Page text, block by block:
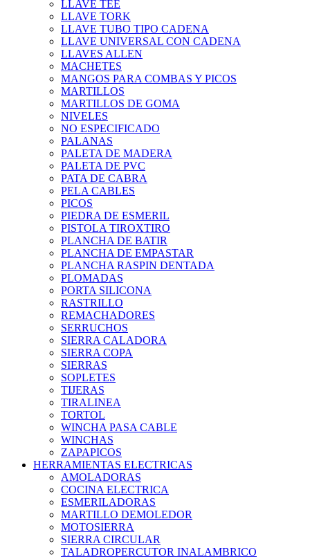
LLAVE TEE
LLAVE TORK
LLAVE TUBO TIPO CADENA
LLAVE UNIVERSAL CON CADENA
LLAVES ALLEN
MACHETES
MANGOS PARA COMBAS Y PICOS
MARTILLOS
MARTILLOS DE GOMA
NIVELES
NO ESPECIFICADO
PALANAS
PALETA DE MADERA
PALETA DE PVC
PATA DE CABRA
PELA CABLES
PICOS
PIEDRA DE ESMERIL
PISTOLA TIROXTIRO
PLANCHA DE BATIR
PLANCHA DE EMPASTAR
PLANCHA RASPIN DENTADA
PLOMADAS
PORTA SILICONA
RASTRILLO
REMACHADORES
SERRUCHOS
SIERRA CALADORA
SIERRA COPA
SIERRAS
SOPLETES
TIJERAS
TIRALINEA
TORTOL
WINCHA PASA CABLE
WINCHAS
ZAPAPICOS
HERRAMIENTAS ELECTRICAS
AMOLADORAS
COCINA ELECTRICA
ESMERILADORAS
MARTILLO DEMOLEDOR
MOTOSIERRA
SIERRA CIRCULAR
TALADROPERCUTOR INALAMBRICO